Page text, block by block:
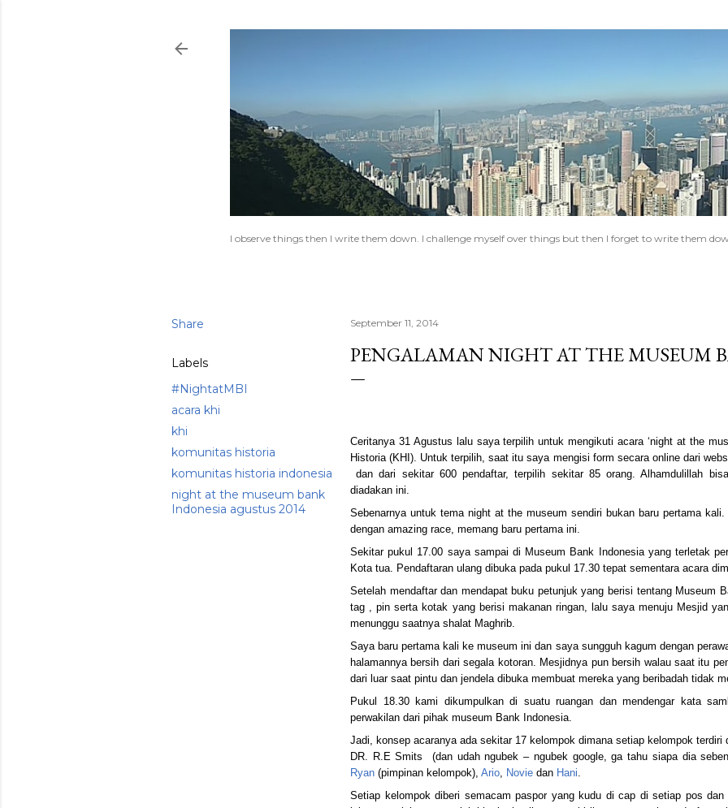
I observe things then I write them down. I challenge myself over things but then I forget to write them
Share
Labels
#NightatMBI
acara khi
khi
komunitas historia
komunitas historia indonesia
night at the museum bank
Indonesia agustus 2014
September 11, 2014
PENGALAMAN NIGHT AT THE MUSEUM
Ceritanya 31 Agustus lalu saya terpilih untuk mengikuti acara ‘night at the
Historia (KHI). Untuk terpilih, saat itu saya mengisi form secara online dari
dan dari sekitar 600 pendaftar, terpilih sekitar 85 orang. Alhamdulillah
diadakan ini.
Sebenarnya untuk tema night at the museum sendiri bukan baru pertama
dengan amazing race, memang baru pertama ini.
Sekitar pukul 17.00 saya sampai di Museum Bank Indonesia yang terletak
Kota tua. Pendaftaran ulang dibuka pada pukul 17.30 tepat sementara acara
Setelah mendaftar dan mendapat buku petunjuk yang berisi tentang Museum
tag , pin serta kotak yang berisi makanan ringan, lalu saya menuju Mesjid
menunggu saatnya shalat Maghrib.
Saya baru pertama kali ke museum ini dan saya sungguh kagum dengan
halamannya bersih dari segala kotoran. Mesjidnya pun bersih walau saat itu
dari luar saat pintu dan jendela dibuka membuat mereka yang beribadah tidak
Pukul 18.30 kami dikumpulkan di suatu ruangan dan mendengar kata
perwakilan dari pihak museum Bank Indonesia.
Jadi, konsep acaranya ada sekitar 17 kelompok dimana setiap kelompok terdiri
DR. R.E Smits
(dan udah ngubek – ngubek google, ga tahu siapa dia
Ryan (pimpinan kelompok), Ario, Novie dan Hani.
Setiap kelompok diberi semacam paspor yang kudu di cap di setiap pos